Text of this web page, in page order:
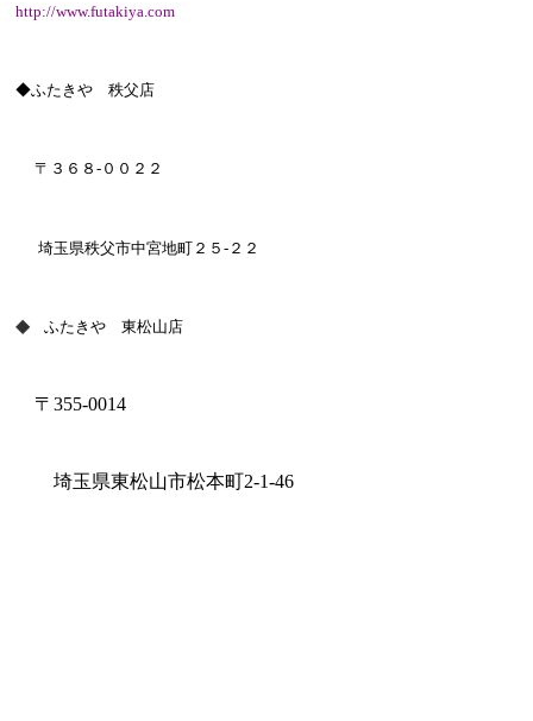
http://www.futakiya.com
◆ふたきや 秩父店
〒３６８-００２２
埼玉県秩父市中宮地町２５-２２
◆ ふたきや 東松山店
〒355-0014
埼玉県東松山市松本町2-1-46